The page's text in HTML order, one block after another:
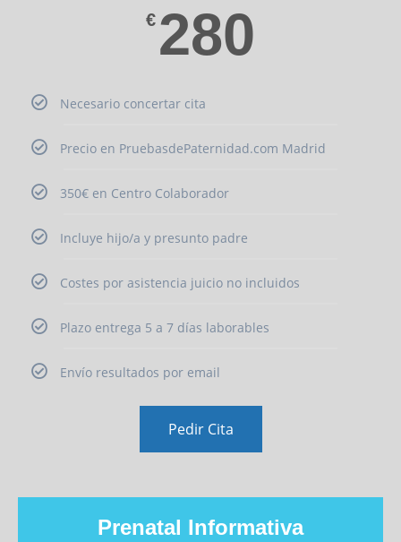
€ 280
Necesario concertar cita
Precio en PruebasdePaternidad.com Madrid
350€ en Centro Colaborador
Incluye hijo/a y presunto padre
Costes por asistencia juicio no incluidos
Plazo entrega 5 a 7 días laborables
Envío resultados por email
Pedir Cita
Prenatal Informativa